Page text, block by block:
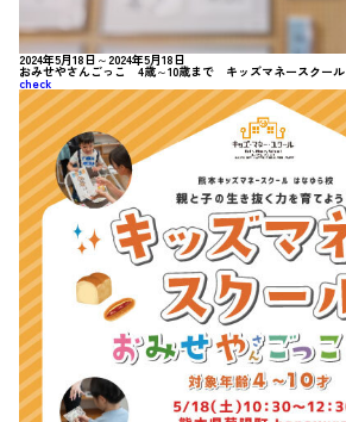
2024年5月18日～2024年5月18日
おみせやさんごっこ 4歳～10歳まで キッズマネースクール
check